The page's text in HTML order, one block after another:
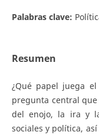
Palabras clave:
Resumen
¿Qué papel juega
pregunta central
del enojo, la ira y
sociales y política,